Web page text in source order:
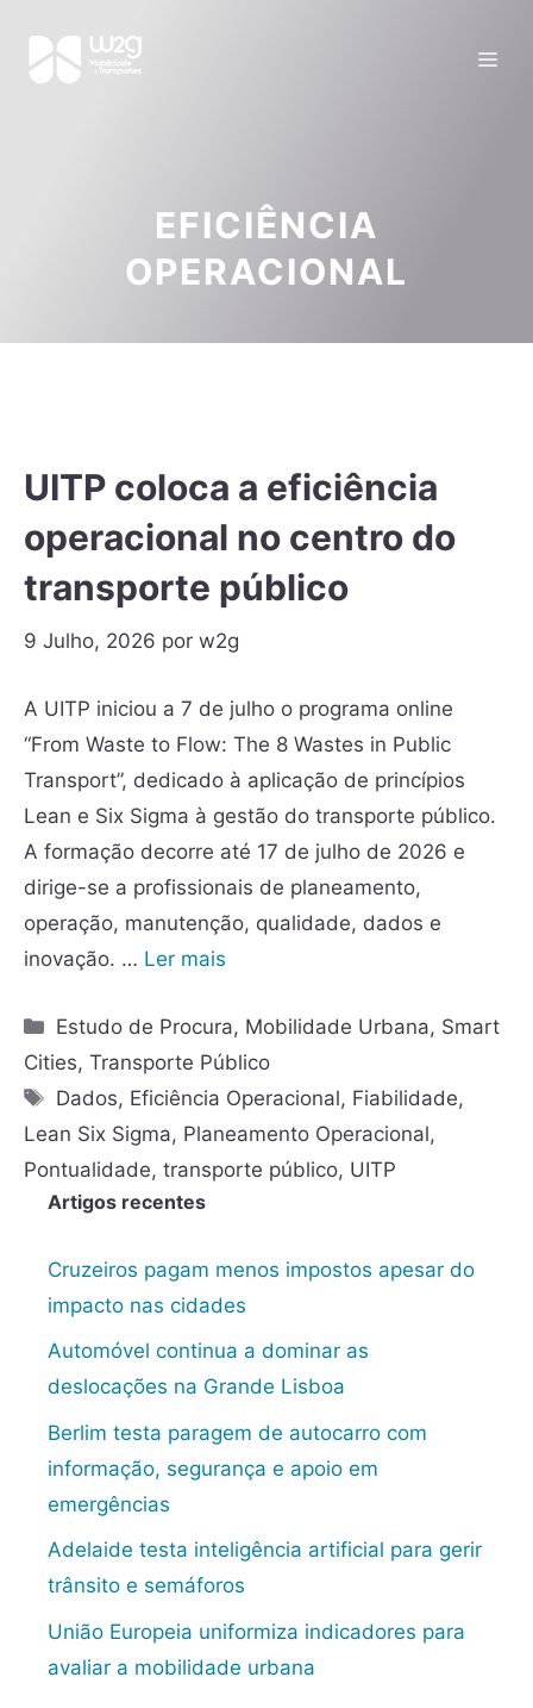
EFICIÊNCIA
OPERACIONAL
UITP coloca a eficiência
operacional no centro do
transporte público
9 Julho, 2026 por w2g
A UITP iniciou a 7 de julho o programa online
“From Waste to Flow: The 8 Wastes in Public
Transport”, dedicado à aplicação de princípios
Lean e Six Sigma à gestão do transporte público.
A formação decorre até 17 de julho de 2026 e
dirige-se a profissionais de planeamento,
operação, manutenção, qualidade, dados e
inovação. … Ler mais
Estudo de Procura, Mobilidade Urbana, Smart
Cities, Transporte Público
Dados, Eficiência Operacional, Fiabilidade,
Lean Six Sigma, Planeamento Operacional,
Pontualidade, transporte público, UITP
Artigos recentes
Cruzeiros pagam menos impostos apesar do
impacto nas cidades
Automóvel continua a dominar as
deslocações na Grande Lisboa
Berlim testa paragem de autocarro com
informação, segurança e apoio em
emergências
Adelaide testa inteligência artificial para gerir
trânsito e semáforos
União Europeia uniformiza indicadores para
avaliar a mobilidade urbana